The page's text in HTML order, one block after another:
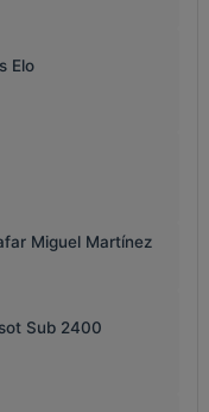
Elo
Miguel Martínez
Sub 2400